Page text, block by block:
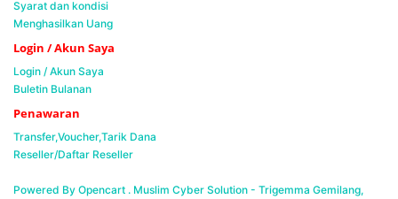
Syarat dan kondisi
Menghasilkan Uang
Login / Akun Saya
Login / Akun Saya
Buletin Bulanan
Penawaran
Transfer,Voucher,Tarik Dana
Reseller/Daftar Reseller
Powered By Opencart . Muslim Cyber Solution - Trigemma Gemilang,